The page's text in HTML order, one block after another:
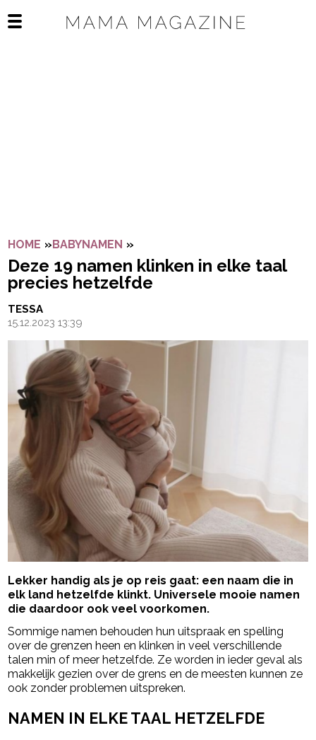
Open het mobiele menu
HOME »BABYNAMEN »
Deze 19 namen klinken in elke taal
precies hetzelfde
TESSA
15.12.2023 13:39
Lekker handig als je op reis gaat: een naam die in
elk land hetzelfde klinkt. Universele mooie namen
die daardoor ook veel voorkomen.
Sommige namen behouden hun uitspraak en spelling
over de grenzen heen en klinken in veel verschillende
talen min of meer hetzelfde. Ze worden in ieder geval als
makkelijk gezien over de grens en de meesten kunnen ze
ook zonder problemen uitspreken.
NAMEN IN ELKE TAAL HETZELFDE